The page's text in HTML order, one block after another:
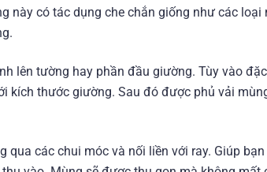
này có tác dụng che chắn giống như các loại
lên tường hay phần đầu giường. Tùy vào
kích thước giường. Sau đó được phủ vải
các chui móc và nối liền với ray. Giúp